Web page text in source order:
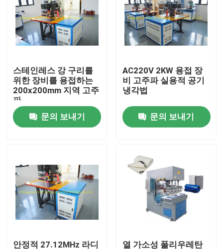
우리에 대하여
품질 관리
연락주세요
HF 플라스틱 용접 기계
초음파 플라스틱 용접 기계
PVC 플라스틱 용접 기계
스테인레스 강 구리를
위한 장비를 용접하는
200x200mm 지역 고주
파
문의 보내기
AC220V 2KW 용접 장
비 고주파 실용적 공기
냉각법
문의 보내기
안정적 27.12MHz 라디 열 가소성 폴리우레탄